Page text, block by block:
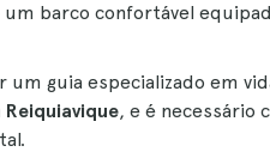
barco confortável
um guia especializado em
Reiquiavique, e é necessário